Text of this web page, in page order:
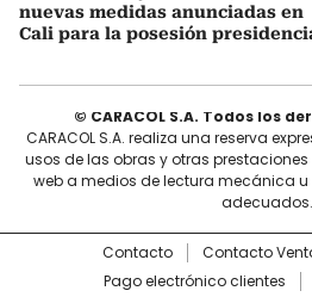
nuevas medidas anunciadas en
Cali para la posesión
© CARACOL S.A. Todos los
CARACOL S.A. realiza una reserva
usos de las obras y otras
web a medios de lectura mecánica u
adecuados.
Contacto Contacto
Pago electrónico clientes